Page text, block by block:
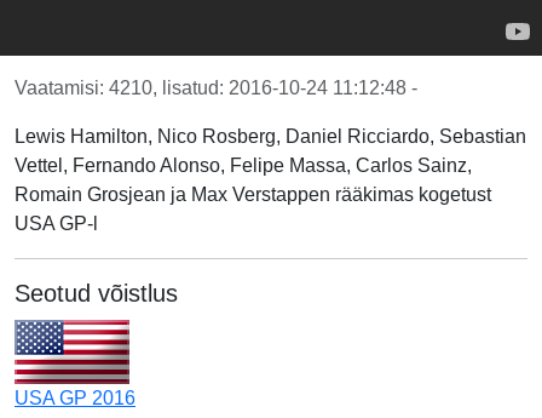
Vaatamisi: 4210, lisatud: 2016-10-24 11:12:48 -
Lewis Hamilton, Nico Rosberg, Daniel Ricciardo, Sebastian
Vettel, Fernando Alonso, Felipe Massa, Carlos Sainz,
Romain Grosjean ja Max Verstappen rääkimas kogetust
USA GP-l
Seotud võistlus
USA GP 2016